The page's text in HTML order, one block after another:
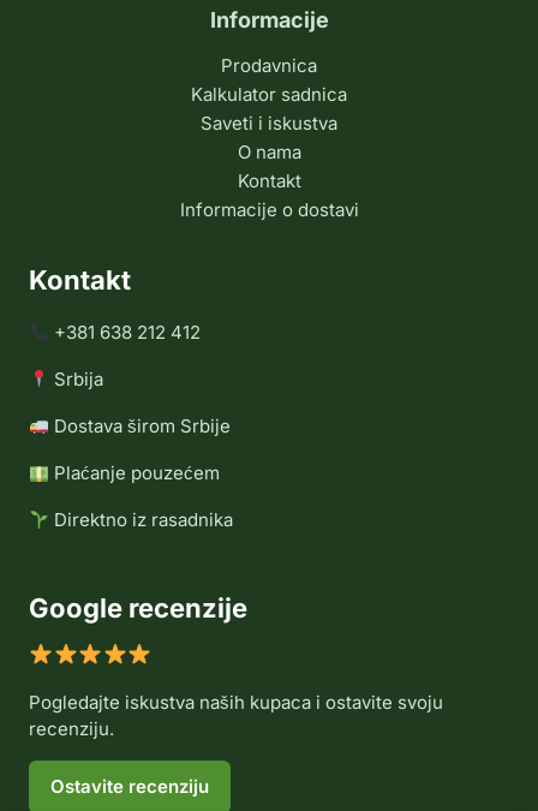
Informacije
Prodavnica
Kalkulator sadnica
Saveti i iskustva
O nama
Kontakt
Informacije o dostavi
Kontakt
+381 638 212 412
Srbija
Dostava širom Srbije
Plaćanje pouzećem
Direktno iz rasadnika
Google recenzije
Pogledajte iskustva naših kupaca i ostavite svoju
recenziju.
Ostavite recenziju